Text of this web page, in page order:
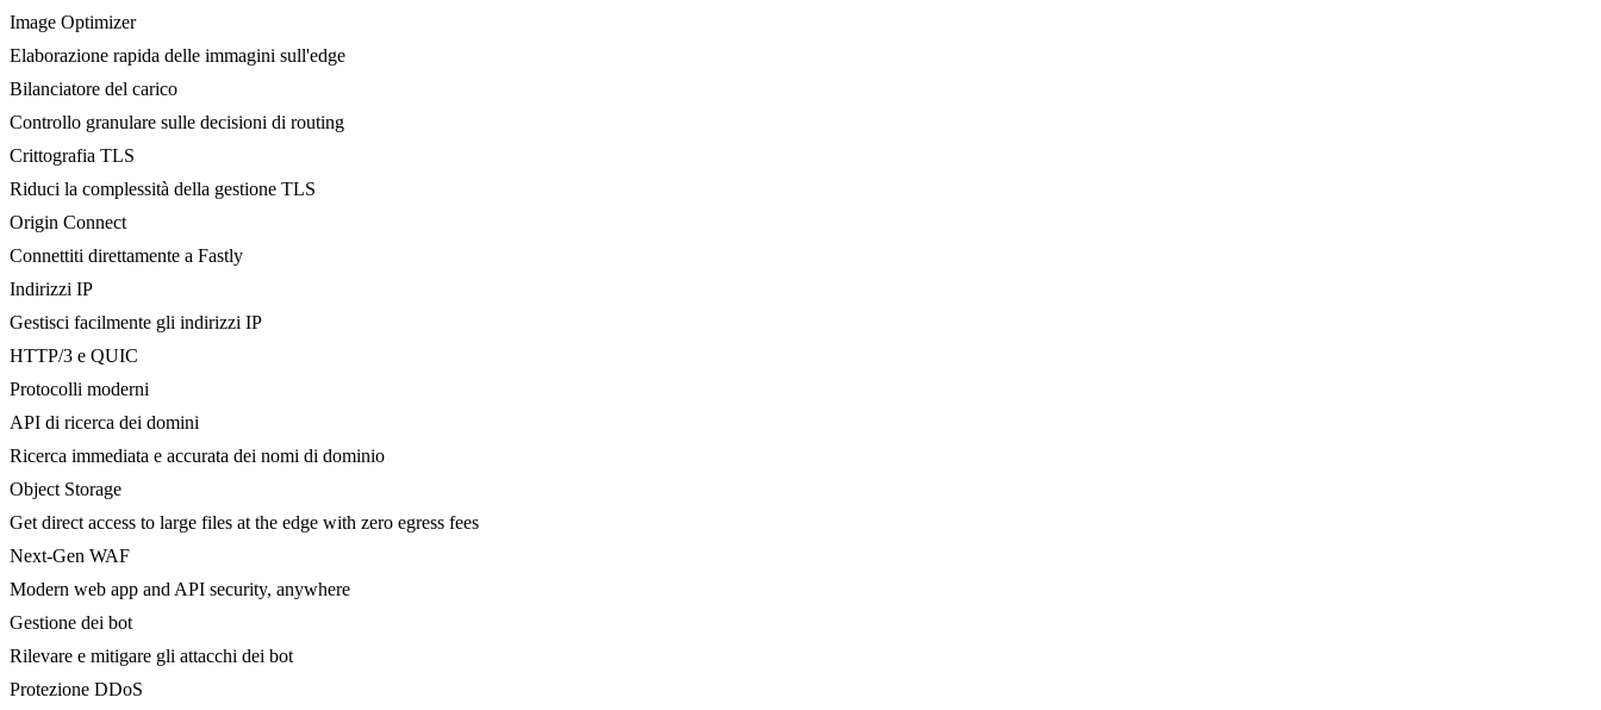
Image Optimizer
Elaborazione rapida delle immagini sull'edge
Bilanciatore del carico
Controllo granulare sulle decisioni di routing
Crittografia TLS
Riduci la complessità della gestione TLS
Origin Connect
Connettiti direttamente a Fastly
Indirizzi IP
Gestisci facilmente gli indirizzi IP
HTTP/3 e QUIC
Protocolli moderni
API di ricerca dei domini
Ricerca immediata e accurata dei nomi di dominio
Object Storage
Get direct access to large files at the edge with zero egress fees
Next-Gen WAF
Modern web app and API security, anywhere
Gestione dei bot
Rilevare e mitigare gli attacchi dei bot
Protezione DDoS